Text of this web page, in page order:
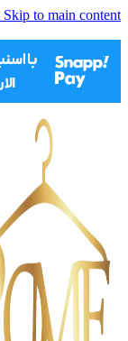
Skip to main content